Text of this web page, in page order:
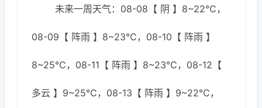
未来一周天气：08-08【 阴 】8~22℃，
08-09【 阵雨 】8~23℃，08-10【 阵雨 】
8~25℃，08-11【 阵雨 】8~23℃，08-12【
多云 】9~25℃，08-13【 阵雨 】9~22℃，